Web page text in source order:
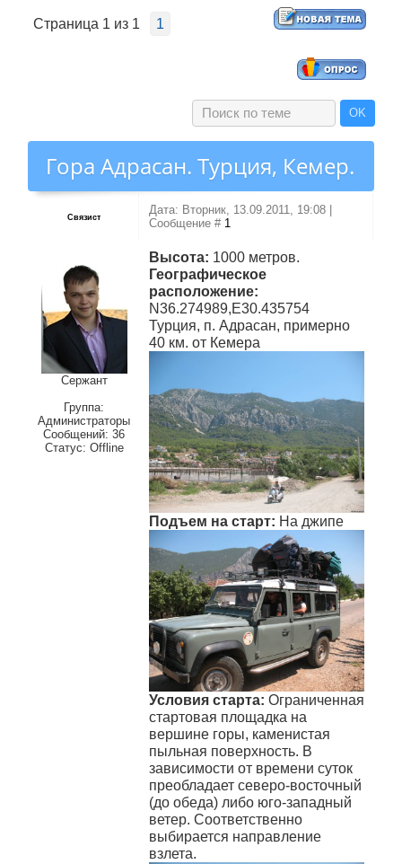
Страница 1 из 1 1
Гора Адрасан. Турция, Кемер.
Связист
Дата: Вторник, 13.09.2011, 19:08 |
Сообщение # 1
Сержант
Группа:
Администраторы
Сообщений: 36
Статус: Offline
Высота: 1000 метров.
Географическое
расположение:
N36.274989,E30.435754
Турция, п. Адрасан, примерно
40 км. от Кемера
Подъем на старт: На джипе
Условия старта: Ограниченная
стартовая площадка на
вершине горы, каменистая
пыльная поверхность. В
зависимости от времени суток
преобладает северо-восточный
(до обеда) либо юго-западный
ветер. Соответственно
выбирается направление
взлета.